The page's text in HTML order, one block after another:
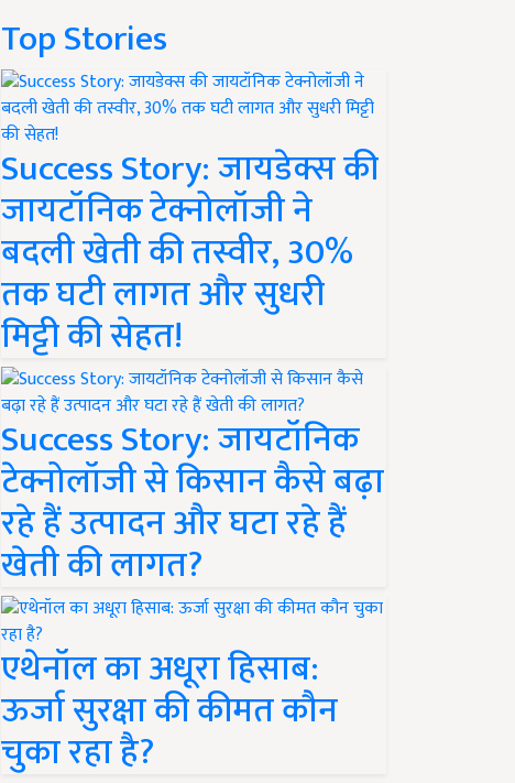
Top Stories
Success Story: जायडेक्स की
जायटॉनिक टेक्नोलॉजी ने
बदली खेती की तस्वीर, 30%
तक घटी लागत और सुधरी
मिट्टी की सेहत!
Success Story: जायटॉनिक
टेक्नोलॉजी से किसान कैसे बढ़ा
रहे हैं उत्पादन और घटा रहे हैं
खेती की लागत?
एथेनॉल का अधूरा हिसाब:
ऊर्जा सुरक्षा की कीमत कौन
चुका रहा है?